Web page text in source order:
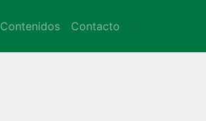
Contenidos Contacto